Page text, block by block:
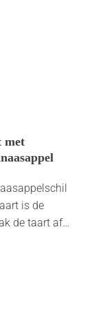
met
is de
de taart af